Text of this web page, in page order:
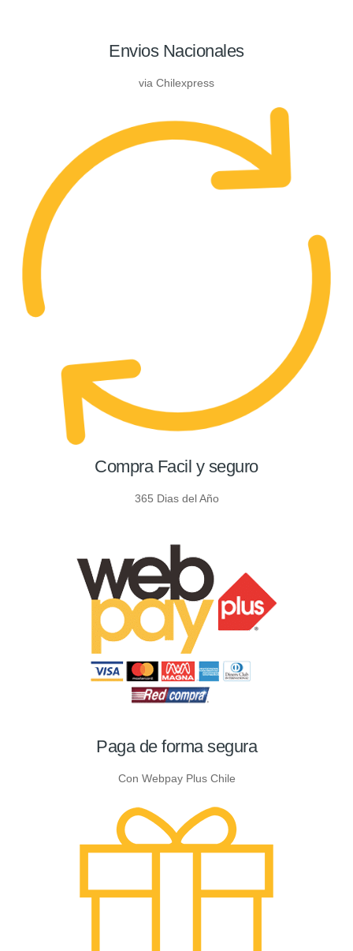
Envios Nacionales
via Chilexpress
Compra Facil y seguro
365 Dias del Año
Paga de forma segura
Con Webpay Plus Chile